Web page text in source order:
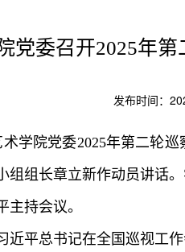
党委召开2025年
发布时间：
学院党委2025年第二轮
组组长章立新作动员讲话
主持会议。
近平总书记在全国巡视工